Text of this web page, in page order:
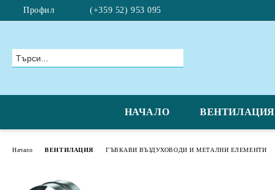
Профил (+359 52) 953 095
НАЧАЛО ВЕНТИЛАЦИЯ
Начало ВЕНТИЛАЦИЯ ГЪВКАВИ ВЪЗДУХОВОДИ И МЕТАЛНИ ЕЛЕМЕНТИ